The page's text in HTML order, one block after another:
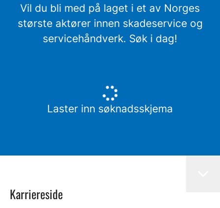
Vil du bli med på laget i et av Norges
største aktører innen skadeservice og
servicehåndverk. Søk i dag!
Laster inn søknadsskjema
Karriereside